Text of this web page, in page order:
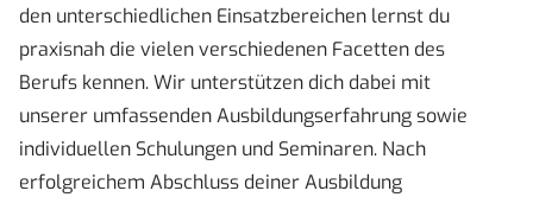
den unterschiedlichen Einsatzbereichen lernst du
praxisnah die vielen verschiedenen Facetten des
Berufs kennen. Wir unterstützen dich dabei mit
unserer umfassenden Ausbildungserfahrung sowie
individuellen Schulungen und Seminaren. Nach
erfolgreichem Abschluss deiner Ausbildung